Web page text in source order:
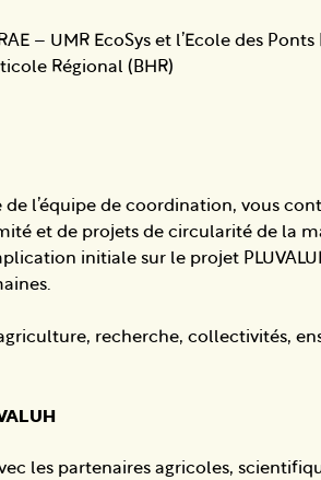
– UMR EcoSys et l’Ecole des Ponts
Régional (BHR)
l’équipe de coordination, vous
et de projets de circularité de la
initiale sur le projet
recherche, collectivités,
les partenaires agricoles,